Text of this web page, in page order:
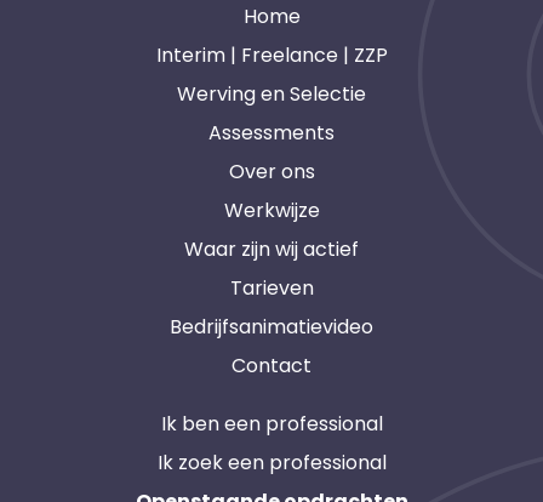
Home
Interim | Freelance | ZZP
Werving en Selectie
Assessments
Over ons
Werkwijze
Waar zijn wij actief
Tarieven
Bedrijfsanimatievideo
Contact
Ik ben een professional
Ik zoek een professional